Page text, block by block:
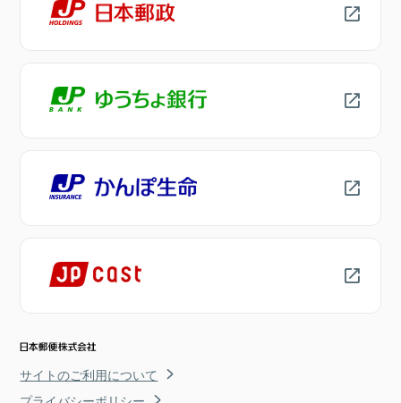
サイトのご利用について